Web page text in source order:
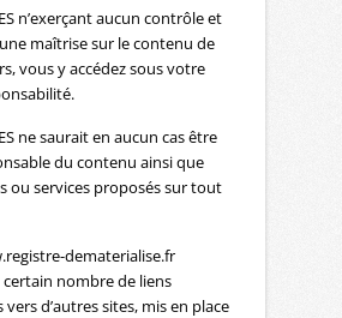
n’exerçant aucun contrôle et
maîtrise sur le contenu de
vous y accédez sous votre
ne saurait en aucun cas être
du contenu ainsi que
ou services proposés sur tout
dematerialise.fr
nombre de liens
d’autres sites, mis en place